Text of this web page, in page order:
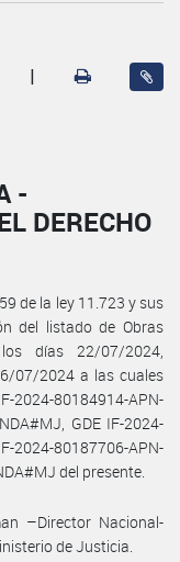
|
-
DERECHO
de la ley 11.723 y sus
del listado de Obras
días 22/07/2024,
07/2024 a las cuales
2024-80184914-APN-
GDE IF-2024-
80187706-APN-
del presente.
–Director Nacional-
de Justicia.